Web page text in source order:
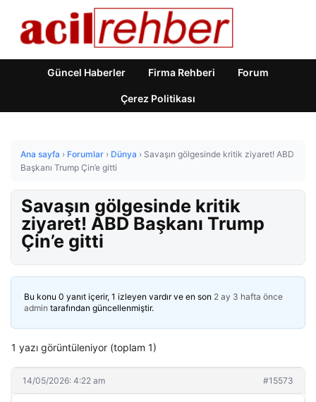
Güncel Haberler Firma Rehberi Forum
Çerez Politikası
Ana sayfa › Forumlar › Dünya › Savaşın gölgesinde kritik ziyaret! ABD
Başkanı Trump Çin’e gitti
Savaşın gölgesinde kritik
ziyaret! ABD Başkanı Trump
Çin’e gitti
Bu konu 0 yanıt içerir, 1 izleyen vardır ve en son 2 ay 3 hafta önce
admin tarafından güncellenmiştir.
1 yazı görüntüleniyor (toplam 1)
14/05/2026: 4:22 am #15573